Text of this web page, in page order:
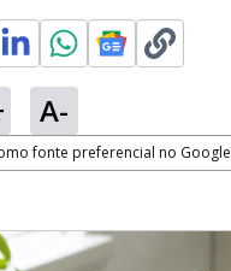
A-
fonte preferencial no Google